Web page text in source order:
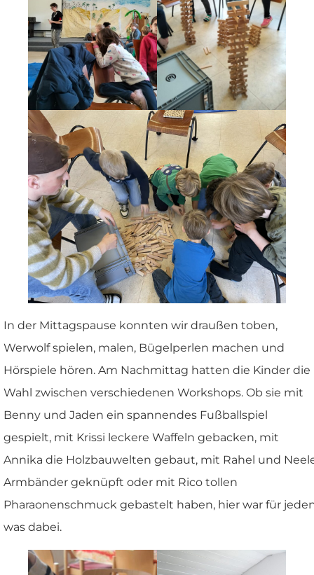
In der Mittagspause konnten wir draußen toben,
Werwolf spielen, malen, Bügelperlen machen und
Hörspiele hören. Am Nachmittag hatten die Kinder die
Wahl zwischen verschiedenen Workshops. Ob sie mit
Benny und Jaden ein spannendes Fußballspiel
gespielt, mit Krissi leckere Waffeln gebacken, mit
Annika die Holzbauwelten gebaut, mit Rahel und
Armbänder geknüpft oder mit Rico tollen
Pharaonenschmuck gebastelt haben, hier war für
was dabei.